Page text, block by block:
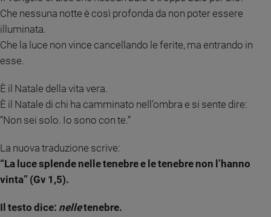
e
streaming
Libri
Famiglia
ed
educazione
e
figli
Nonni
Scuola
Che nessuna notte è così profonda da non poter essere
illuminata.
Che la luce non vince cancellando le ferite, ma entrando in
esse.
È il Natale della vita vera.
È il Natale di chi ha camminato nell’ombra e si sente dire:
“Non sei solo. Io sono con te.”
La nuova traduzione scrive:
“La luce splende nelle tenebre e le tenebre non l’hanno
vinta” (Gv 1,5).
Il testo dice: nelletenebre.